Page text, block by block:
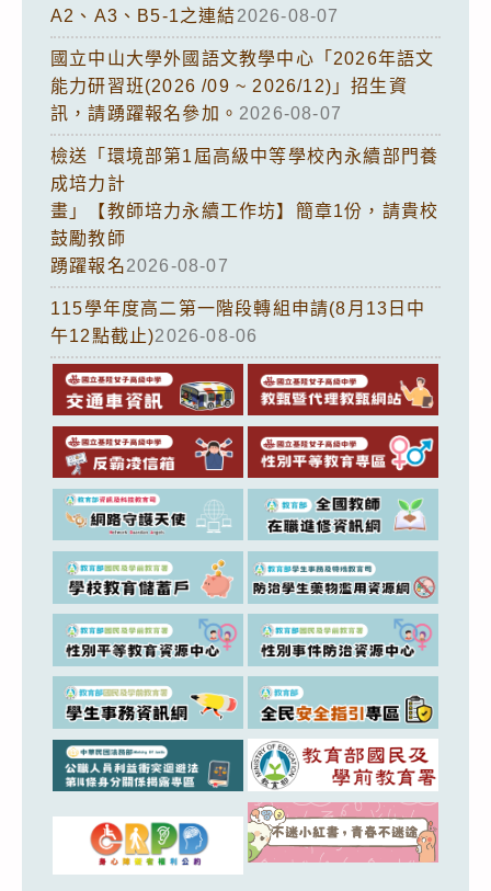
A2、A3、B5-1之連結2026-08-07
國立中山大學外國語文教學中心「2026年語文
能力研習班(2026 /09 ~ 2026/12)」招生資
訊，請踴躍報名參加。 2026-08-07
檢送「環境部第1屆高級中等學校內永續部門養
成培力計
畫」【教師培力永續工作坊】簡章1份，請貴校
鼓勵教師
踴躍報名2026-08-07
115學年度高二第一階段轉組申請(8月13日中
午12點截止)2026-08-06